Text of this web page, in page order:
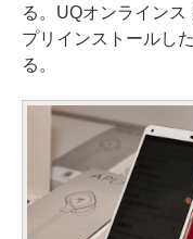
る。UQオンライン
プリインストールし
る。